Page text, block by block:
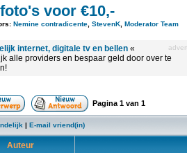
voor €10,-
Nemine contradicente StevenK Moderator Team
internet, digitale tv en bellen «
alle providers en bespaar geld door over te
Pagina 1 van 1
| E-mail vriend(in)
Auteur